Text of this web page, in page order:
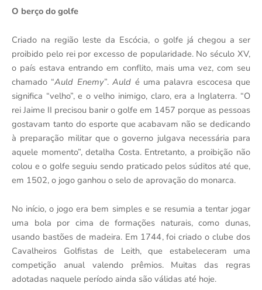
O berço do golfe
Criado na região leste da Escócia, o golfe já chegou a ser
proibido pelo rei por excesso de popularidade. No século XV,
o país estava entrando em conflito, mais uma vez, com seu
chamado “Auld Enemy”.Auld é uma palavra escocesa que
significa “velho”, e o velho inimigo, claro, era a Inglaterra. “O
rei Jaime II precisou banir o golfe em 1457 porque as pessoas
gostavam tanto do esporte que acabavam não se dedicando
à preparação militar que o governo julgava necessária para
aquele momento”, detalha Costa. Entretanto, a proibição não
colou e o golfe seguiu sendo praticado pelos súditos até que,
em 1502, o jogo ganhou o selo de aprovação do monarca.
No início, o jogo era bem simples e se resumia a tentar jogar
uma bola por cima de formações naturais, como dunas,
usando bastões de madeira. Em 1744, foi criado o clube dos
Cavalheiros Golfistas de Leith, que estabeleceram uma
competição anual valendo prêmios. Muitas das regras
adotadas naquele período ainda são válidas até hoje.